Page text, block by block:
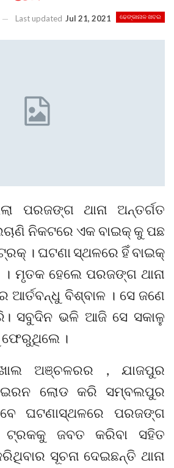
ଢେଙ୍କାନାଳ ଖବର
Last updated Jul 21, 2021
ପରଜଙ୍ଗ ଥାନା ଅନ୍ତର୍ଗତ
ନିକଟରେ ଏକ ବାଇକ୍ କୁ ପଛ
। ଘଟଣା ସ୍ଥଳରେ ହିଁ ବାଇକ୍
ମୃତକ ହେଲେ ପରଜଙ୍ଗ ଥାନା
ଆର୍ତବନ୍ଧୁ ବିଶ୍ବାଳ । ସେ ଜଣେ
ସବୁଦିନ ଭଳି ଆଜି ସେ ସକାଳୁ
।
ଅଞ୍ଚଳରର , ଯାଜପୁର
ଲୋଡ କରି ସମ୍ବଲପୁର
ଘଟଣାସ୍ଥଳରେ ପରଜଙ୍ଗ
ଜବତ କରିବା ସହିତ
ସୂଚନା ଦେଇଛନ୍ତି ଥାନା